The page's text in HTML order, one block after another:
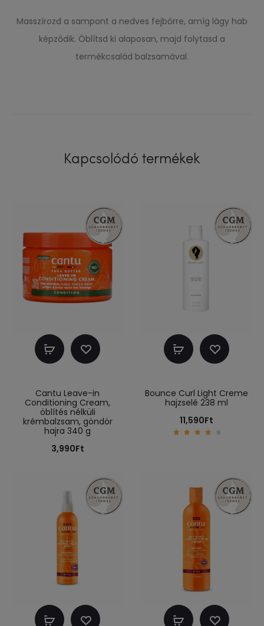
Masszírozd a sampont a nedves fejbőrre, amíg lágy hab
képződik. Öblítsd ki alaposan, majd folytasd a
termékcsalád balzsamával.
Kapcsolódó termékek
Kosárba
Cantu Leave-in
Conditioning Cream,
öblítés nélküli
krémbalzsam, göndör
hajra 340 g
3,990Ft
Kosárba
Bounce Curl Light Creme
hajzselé 238 ml
11,590Ft
Kosárba Kosárba